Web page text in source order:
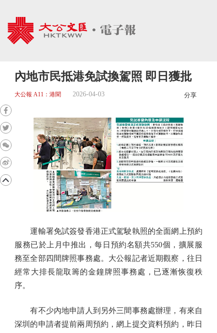
內地市民抵港免試換駕照 即日獲批
大公報 A11：港聞 2026-04-03 分享
運輸署免試簽發香港正式駕駛執照的全面網上預約
服務已於上月中推出，每日預約名額共550個，擴展服
務至全部四間牌照事務處。大公報記者近期觀察，往日
經常大排長龍取籌的金鐘牌照事務處，已逐漸恢復秩
序。
有不少內地申請人到另外三間事務處辦理，有來自
深圳的申請者提前兩周預約，網上提交資料預約，昨日